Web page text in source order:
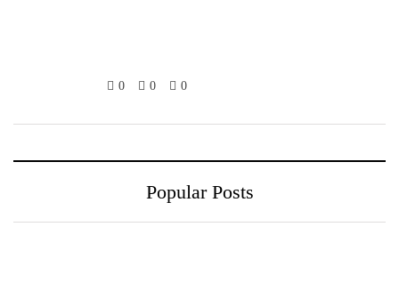
0 0 0
Popular Posts